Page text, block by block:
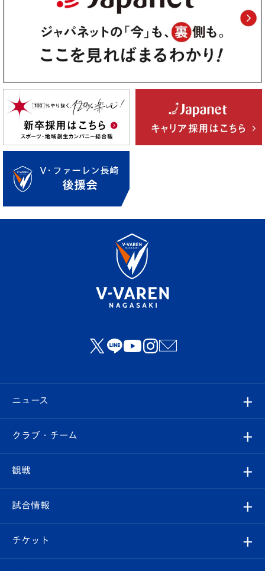
ニュース
すべて
クラブ
試合情報
クラブ・チーム
クラブ概要
エンブレム紹介
観戦
観戦ルール
はじめての観戦ガイド
試合情報
試合日程/結果
チケット